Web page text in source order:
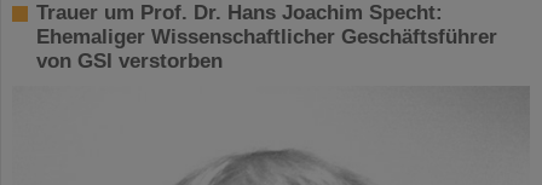
Trauer um Prof. Dr. Hans Joachim Specht:
Ehemaliger Wissenschaftlicher Geschäftsführer
von GSI verstorben